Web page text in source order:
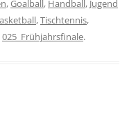
,Goalball, Handball, Jugend
,Tischtennis,
025_Frühjahrsfinale.